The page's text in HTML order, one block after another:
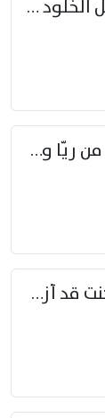
فصبرا في مجال الموت صبرا … فما نيل الخلود بمستطاع
حننت إلى ريّا ونفسك باعدت … مزارك من ريّا وشعباكما معا
أفاطم مهلا بعض هذا التدلل … وإن كنت قد أزمعت صرمي فأجملي